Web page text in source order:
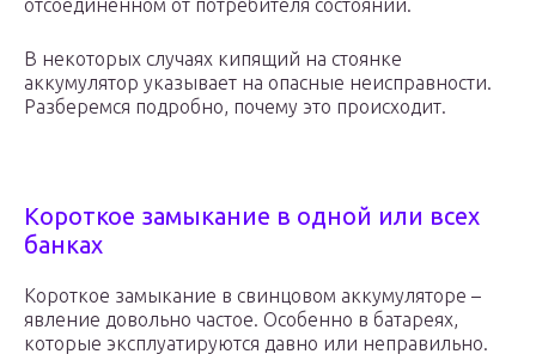
отсоединенном от потребителя состоянии.
В некоторых случаях кипящий на стоянке
аккумулятор указывает на опасные неисправности.
Разберемся подробно, почему это происходит.
Короткое замыкание в одной или всех
банках
Короткое замыкание в свинцовом аккумуляторе –
явление довольно частое. Особенно в батареях,
которые эксплуатируются давно или неправильно.